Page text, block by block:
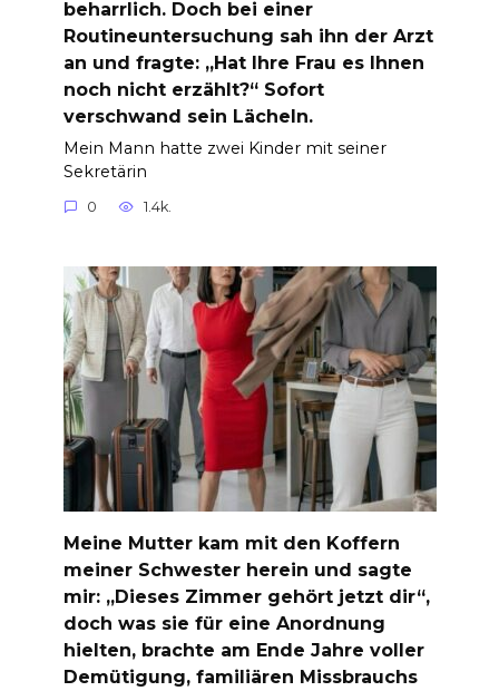
beharrlich. Doch bei einer
Routineuntersuchung sah ihn der Arzt
an und fragte: „Hat Ihre Frau es Ihnen
noch nicht erzählt?“ Sofort
verschwand sein Lächeln.
Mein Mann hatte zwei Kinder mit seiner
Sekretärin
0 1.4k.
Meine Mutter kam mit den Koffern
meiner Schwester herein und sagte
mir: „Dieses Zimmer gehört jetzt dir“,
doch was sie für eine Anordnung
hielten, brachte am Ende Jahre voller
Demütigung, familiären Missbrauchs